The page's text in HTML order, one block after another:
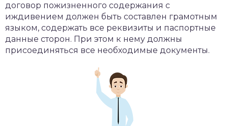
договор пожизненного содержания с
иждивением должен быть составлен грамотным
языком, содержать все реквизиты и паспортные
данные сторон. При этом к нему должны
присоединяться все необходимые документы.